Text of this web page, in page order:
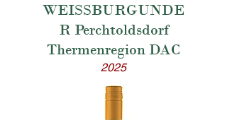
WEISSBURGUNDE
R Perchtoldsdorf
Thermenregion DAC
2025